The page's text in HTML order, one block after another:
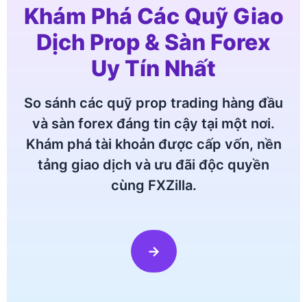
Khám Phá Các Quỹ Giao
Dịch Prop & Sàn Forex
Uy Tín Nhất
So sánh các quỹ prop trading hàng đầu
và sàn forex đáng tin cậy tại một nơi.
Khám phá tài khoản được cấp vốn, nền
tảng giao dịch và ưu đãi độc quyền
cùng FXZilla.
→